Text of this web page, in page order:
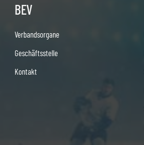
BEV
Verbandsorgane
Geschäftsstelle
Kontakt